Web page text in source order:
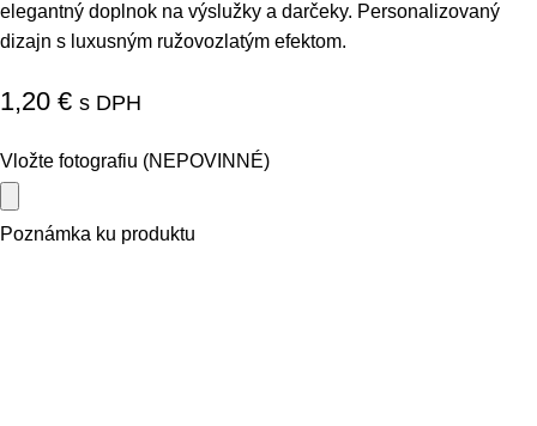
elegantný doplnok na výslužky a darčeky. Personalizovaný
dizajn s luxusným ružovozlatým efektom.
1,20 € s DPH
Vložte fotografiu (NEPOVINNÉ)
Poznámka ku produktu